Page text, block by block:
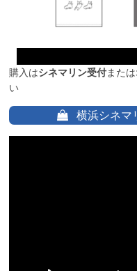
購入はシネマリン受付または
い
横浜シネマ